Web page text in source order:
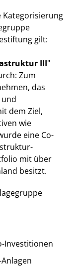
Kategorisierung
gilt:
III"
Zum
das
dem Ziel,
wie
eine Co-
mit über
besitzt.
Investitionen